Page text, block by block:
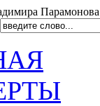
Парамонова